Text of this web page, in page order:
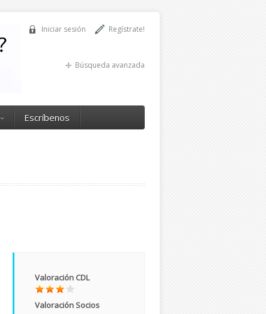
Regístrate!
Iniciar sesión
Búsqueda avanzada
Escríbenos
Valoración CDL
Valoración Socios